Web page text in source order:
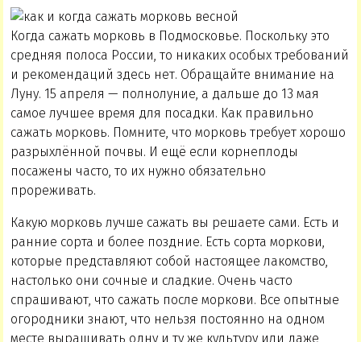
Когда сажать морковь в Подмосковье. Поскольку это
средняя полоса России, то никаких особых требований
и рекомендаций здесь нет. Обращайте внимание на
Луну. 15 апреля — полнолуние, а дальше до 13 мая
самое лучшее время для посадки. Как правильно
сажать морковь. Помните, что морковь требует хорошо
разрыхлённой почвы. И ещё если корнеплоды
посажены часто, то их нужно обязательно
прореживать.
Какую морковь лучше сажать вы решаете сами. Есть и
ранние сорта и более поздние. Есть сорта моркови,
которые представляют собой настоящее лакомство,
настолько они сочные и сладкие. Очень часто
спрашивают, что сажать после моркови. Все опытные
огородники знают, что нельзя постоянно на одном
месте выращивать одну и ту же культуру или даже